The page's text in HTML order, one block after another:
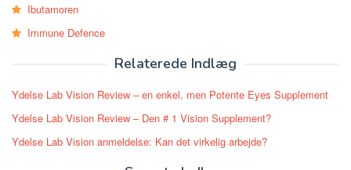
Ibutamoren
Immune Defence
Relaterede Indlæg
Ydelse Lab Vision Review – en enkel, men Potente Eyes Supplement
Ydelse Lab Vision Review – Den # 1 Vision Supplement?
Ydelse Lab Vision anmeldelse: Kan det virkelig arbejde?